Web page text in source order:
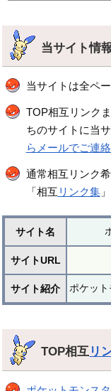
当サイト情
当サイトは全ペ
TOP相互リンク
ちのサイトに当
らメールでご連
通常相互リンク
「相互 リンク集
サイト名
サイトURL
サイト紹介 ポケッ
TOP相互 リ